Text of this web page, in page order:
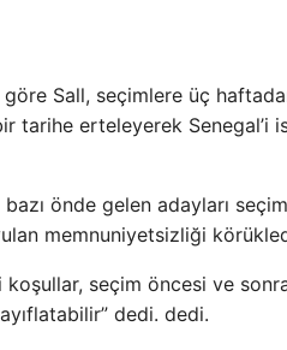
Sall, seçimlere üç
tarihe erteleyerek Senegal’i
bazı önde gelen adayları
memnuniyetsizliği
seçim öncesi ve
dedi. dedi.